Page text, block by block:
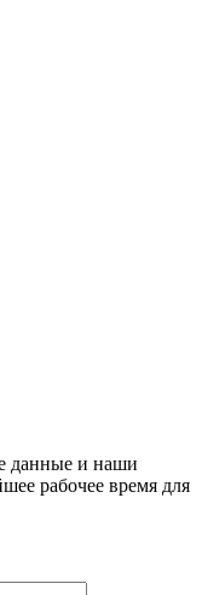
данные и наши
рабочее время для